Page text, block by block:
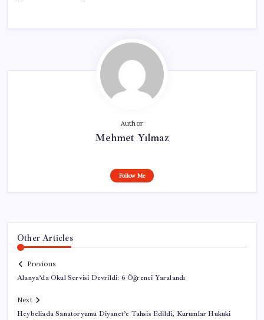
Author
Mehmet Yılmaz
Follow Me
Other Articles
Previous
Alanya’da Okul Servisi Devrildi: 6 Öğrenci Yaralandı
Next
Heybeliada Sanatoryumu Diyanet’e Tahsis Edildi, Kurumlar Hukuki